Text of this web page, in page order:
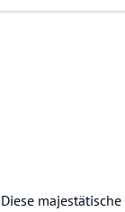
Diese